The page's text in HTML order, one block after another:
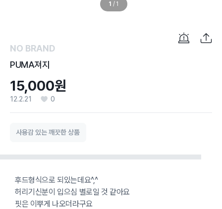
1 / 1
NO BRAND
PUMA져지
15,000원
12.2.21 0
사용감 있는 깨끗한 상품
후드형식으로 되있는데요^,^
허리기신분이 입으심 별로일 것 같아요
핏은 이뿌게 나오더라구요